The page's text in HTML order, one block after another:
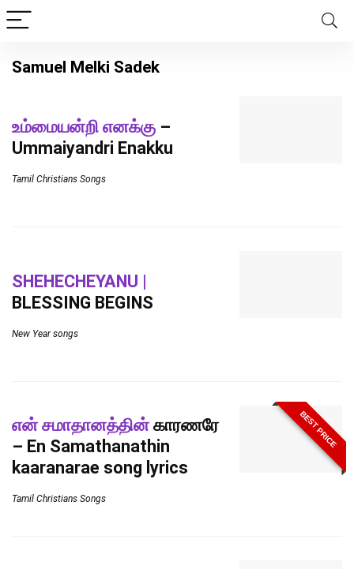
Samuel Melki Sadek
உம்மையன்றி எனக்கு –
Ummaiyandri Enakku
Tamil Christians Songs
SHEHECHEYANU |
BLESSING BEGINS
New Year songs
என் சமாதானத்தின்காரணரே
– En Samathanathin
kaaranarae song lyrics
Tamil Christians Songs
BEST PRICE